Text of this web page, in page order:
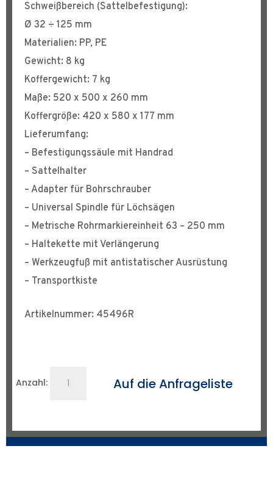
Schweißbereich (Sattelbefestigung):
Ø 32 ÷ 125 mm
Materialien: PP, PE
Gewicht: 8 kg
Koffergewicht: 7 kg
Maße: 520 x 500 x 260 mm
Koffergröße: 420 x 580 x 177 mm
Lieferumfang:
– Befestigungssäule mit Handrad
– Sattelhalter
– Adapter für Bohrschrauber
– Universal Spindle für Löchsägen
– Metrische Rohrmarkiereinheit 63 – 250 mm
– Haltekette mit Verlängerung
– Werkzeugfuß mit antistatischer Ausrüstung
– Transportkiste
Artikelnummer: 45496R
Anzahl:
AufschweißvorrichtungAuf die Anfrageliste